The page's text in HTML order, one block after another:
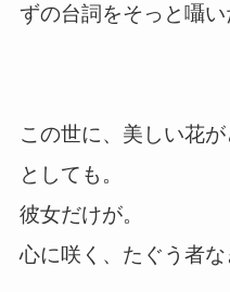
ずの台詞をそっと囁い
この世に、美しい花
としても。
彼女だけが。
心に咲く、たぐう者な